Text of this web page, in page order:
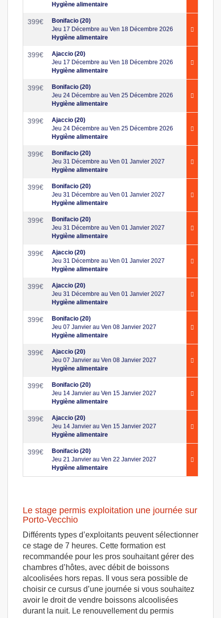
Hygiène alimentaire
399€
Bonifacio (20)
Jeu 17 Décembre au Ven 18 Décembre 2026
Hygiène alimentaire
399€
Ajaccio (20)
Jeu 17 Décembre au Ven 18 Décembre 2026
Hygiène alimentaire
399€
Bonifacio (20)
Jeu 24 Décembre au Ven 25 Décembre 2026
Hygiène alimentaire
399€
Ajaccio (20)
Jeu 24 Décembre au Ven 25 Décembre 2026
Hygiène alimentaire
399€
Bonifacio (20)
Jeu 31 Décembre au Ven 01 Janvier 2027
Hygiène alimentaire
399€
Bonifacio (20)
Jeu 31 Décembre au Ven 01 Janvier 2027
Hygiène alimentaire
399€
Bonifacio (20)
Jeu 31 Décembre au Ven 01 Janvier 2027
Hygiène alimentaire
399€
Ajaccio (20)
Jeu 31 Décembre au Ven 01 Janvier 2027
Hygiène alimentaire
399€
Ajaccio (20)
Jeu 31 Décembre au Ven 01 Janvier 2027
Hygiène alimentaire
399€
Bonifacio (20)
Jeu 07 Janvier au Ven 08 Janvier 2027
Hygiène alimentaire
399€
Ajaccio (20)
Jeu 07 Janvier au Ven 08 Janvier 2027
Hygiène alimentaire
399€
Bonifacio (20)
Jeu 14 Janvier au Ven 15 Janvier 2027
Hygiène alimentaire
399€
Ajaccio (20)
Jeu 14 Janvier au Ven 15 Janvier 2027
Hygiène alimentaire
399€
Bonifacio (20)
Jeu 21 Janvier au Ven 22 Janvier 2027
Hygiène alimentaire
Le stage permis exploitation une journée sur
Porto-Vecchio
Différents types d’exploitants peuvent sélectionner
ce stage de 7 heures. Cette formation est
recommandée pour les pros souhaitant gérer des
chambres d’hôtes, avec débit de boissons
alcoolisées hors repas. Il vous sera possible de
choisir ce cursus d’une journée si vous souhaitez
avoir le droit de vendre boissons alcoolisées
durant la nuit. Le renouvellement du permis